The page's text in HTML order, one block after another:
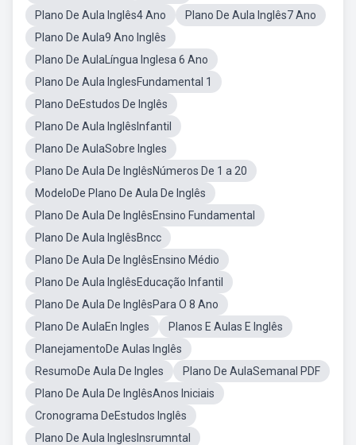
Plano De Aula Inglês4 Ano
Plano De Aula Inglês7 Ano
Plano De Aula9 Ano Inglês
Plano De AulaLíngua Inglesa 6 Ano
Plano De Aula InglesFundamental 1
Plano DeEstudos De Inglês
Plano De Aula InglêsInfantil
Plano De AulaSobre Ingles
Plano De Aula De InglêsNúmeros De 1 a 20
ModeloDe Plano De Aula De Inglês
Plano De Aula De InglêsEnsino Fundamental
Plano De Aula InglêsBncc
Plano De Aula De InglêsEnsino Médio
Plano De Aula InglêsEducação Infantil
Plano De Aula De InglêsPara O 8 Ano
Plano De AulaEn Ingles
Planos E Aulas E Inglês
PlanejamentoDe Aulas Inglês
ResumoDe Aula De Ingles
Plano De AulaSemanal PDF
Plano De Aula De InglêsAnos Iniciais
Cronograma DeEstudos Inglês
Plano De Aula InglesInsrumntal